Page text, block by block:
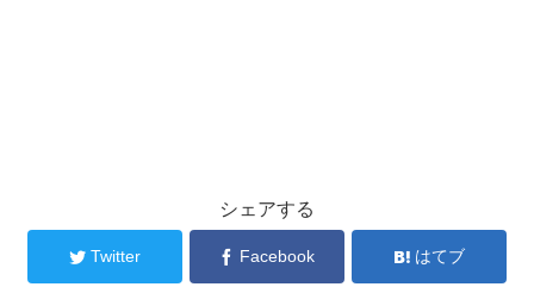
シェアする
Twitter Facebook はてブ